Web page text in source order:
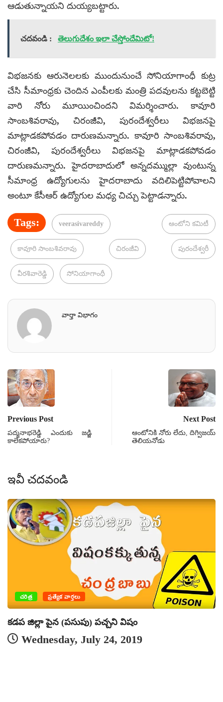
ఆడుతున్నాయని దుయ్యబట్టారు.
చదవండి : తెలుగుదేశం ఇలా చేస్తోందేమిటో!
విభజనకు ఆరునెలలకు ముందునుంచే సోనియాగాంధీ కుట్ర
చేసి సీమాంధ్రకు చెందిన ఎంపీలకు మంత్రి పదవులను కట్టబెట్టి
వారి నోరు మూయించిందని విమర్శించారు. కావూరి
సాంబశివరావు, చిరంజీవి, పురందేశ్వరీలు విభజనపై
మాట్లాడకపోవడం దారుణమన్నారు. కావూరి సాంబశివరావు,
చిరంజీవి, పురందేశ్వరీలు విభజనపై మాట్లాడకపోవడం
దారుణమన్నారు. హైదరాబాదులో అన్నదమ్ముల్లా వుంటున్న
సీమాంధ్ర ఉద్యోగులను హైదరాబాదు వదిలిపెట్టిపోవాలని
అంటూ కేసీఆర్ ఉద్యోగుల మధ్య చిచ్చు పెట్టాడన్నారు.
Tags: veerasivareddy ఆంటోని కమిటీ
కావూరి సాంబశివరావు చిరంజీవి పురందేశ్వరీ
వీరశివారెడ్డి సోనియాగాంధీ
వార్తా విభాగం
Previous Post
పద్మనాభరెడ్డి ఎందుకు జడ్జి
కాలేకపోయారు?
Next Post
ఆంటోనికి నోరు లేదు, దిగ్విజయ్‌
తెలియనోడు
ఇవీ చదవండి
చరిత్ర ప్రత్యేక వార్తలు
కడప జిల్లా పైన (పసుపు) పచ్చని విషం
Wednesday, July 24, 2019